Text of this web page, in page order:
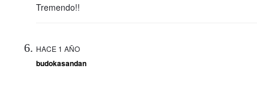
Tremendo!!
HACE 1 AÑO
budokasandan